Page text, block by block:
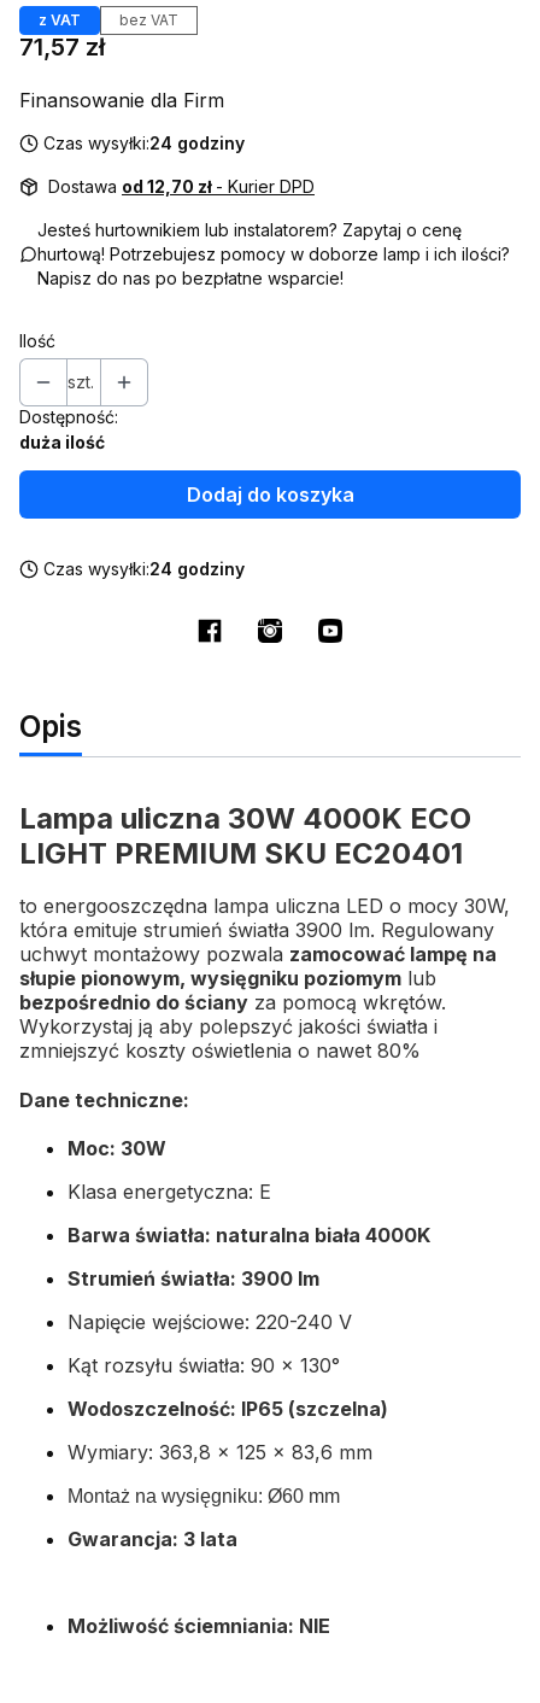
z VAT bez VAT
Cena
71,57 zł
Finansowanie dla Firm
Czas wysyłki:24 godziny
Dostawa od 12,70 zł - Kurier DPD
Jesteś hurtownikiem lub instalatorem? Zapytaj o cenę
hurtową! Potrzebujesz pomocy w doborze lamp i ich ilości?
Napisz do nas po bezpłatne wsparcie!
Ilość
szt.
Dostępność:
duża ilość
Dodaj do koszyka
Czas wysyłki:24 godziny
Opis
Lampa uliczna 30W 4000K ECO
LIGHT PREMIUM SKU EC20401
to energooszczędna lampa uliczna LED o mocy 30W,
która emituje strumień światła 3900 lm. Regulowany
uchwyt montażowy pozwala zamocować lampę na
słupie pionowym, wysięgniku poziomym lub
bezpośrednio do ściany za pomocą wkrętów.
Wykorzystaj ją aby polepszyć jakości światła i
zmniejszyć koszty oświetlenia o nawet 80%
Dane techniczne:
Moc: 30W
Klasa energetyczna: E
Barwa światła: naturalna biała 4000K
Strumień światła: 3900 lm
Napięcie wejściowe: 220-240 V
Kąt rozsyłu światła: 90 x 130°
Wodoszczelność: IP65 (szczelna)
Wymiary: 363,8 x 125 x 83,6 mm
Montaż na wysięgniku: Ø60 mm
Gwarancja: 3 lata
Możliwość ściemniania: NIE